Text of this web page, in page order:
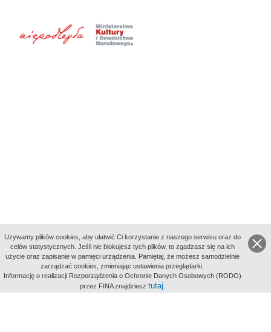
aktywności
Uzywamy plików cookies, aby ułatwić Ci korzystanie z naszego serwisu oraz do
celów statystycznych. Jeśli nie blokujesz tych plików, to zgadzasz się na ich
użycie oraz zapisanie w pamięci urządzenia. Pamiętaj, że możesz samodzielnie
zarządzać cookies, zmieniając ustawienia przeglądarki.
Informację o realizacji Rozporządzenia o Ochronie Danych Osobowych (RODO)
przez FINA znajdziesz tutaj